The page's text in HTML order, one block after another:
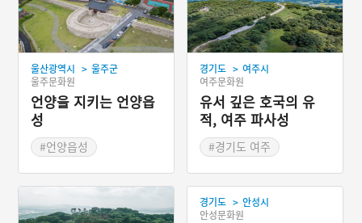
울산광역시 > 울주군
울주문화원
언양을 지키는 언양읍
성
#언양읍성
#석축성
#읍성
경기도 > 여주시
여주문화원
유서 깊은 호국의 유
적, 여주 파사성
#경기도 여주
경기도 > 안성시
안성문화원